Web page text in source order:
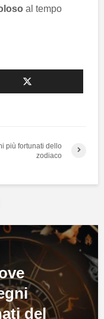
al tempo
più fortunati dello
zodiaco
del